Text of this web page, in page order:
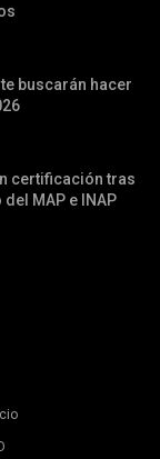
buscarán hacer
certificación tras
MAP e INAP